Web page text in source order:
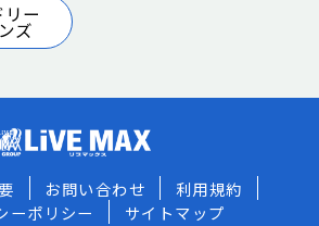
ー
ズ
お問い合わせ
利用規約
ーポリシー
サイトマップ